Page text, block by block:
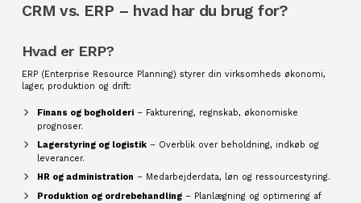
CRM vs. ERP – hvad har du brug for?
Hvad er ERP?
ERP (Enterprise Resource Planning) styrer din virksomheds økonomi,
lager, produktion og drift:
Finans og bogholderi – Fakturering, regnskab, økonomiske
prognoser.
Lagerstyring og logistik – Overblik over beholdning, indkøb og
leverancer.
HR og administration – Medarbejderdata, løn og ressourcestyring.
Produktion og ordrebehandling – Planlægning og optimering af